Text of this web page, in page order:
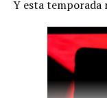
Y esta temporada